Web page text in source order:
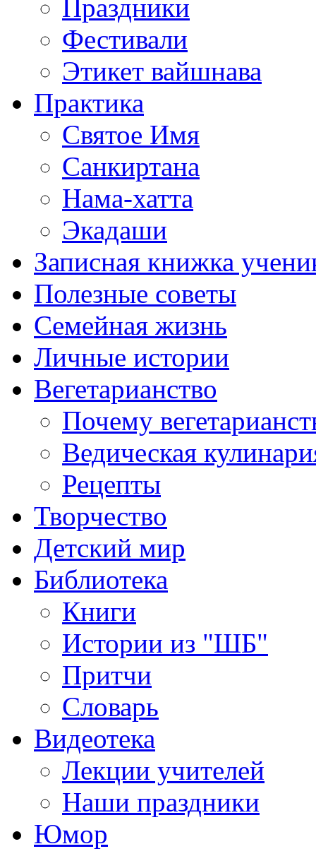
Праздники
Фестивали
Этикет вайшнава
Практика
Святое Имя
Санкиртана
Нама-хатта
Экадаши
Записная книжка
Полезные советы
Семейная жизнь
Личные истории
Вегетарианство
Почему
Ведическая
Рецепты
Творчество
Детский мир
Библиотека
Книги
Истории из "ШБ"
Притчи
Словарь
Видеотека
Лекции учителей
Наши праздники
Юмор